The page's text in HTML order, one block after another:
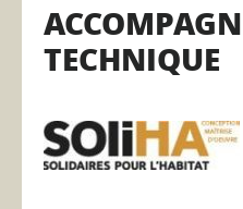
TECHNIQUE